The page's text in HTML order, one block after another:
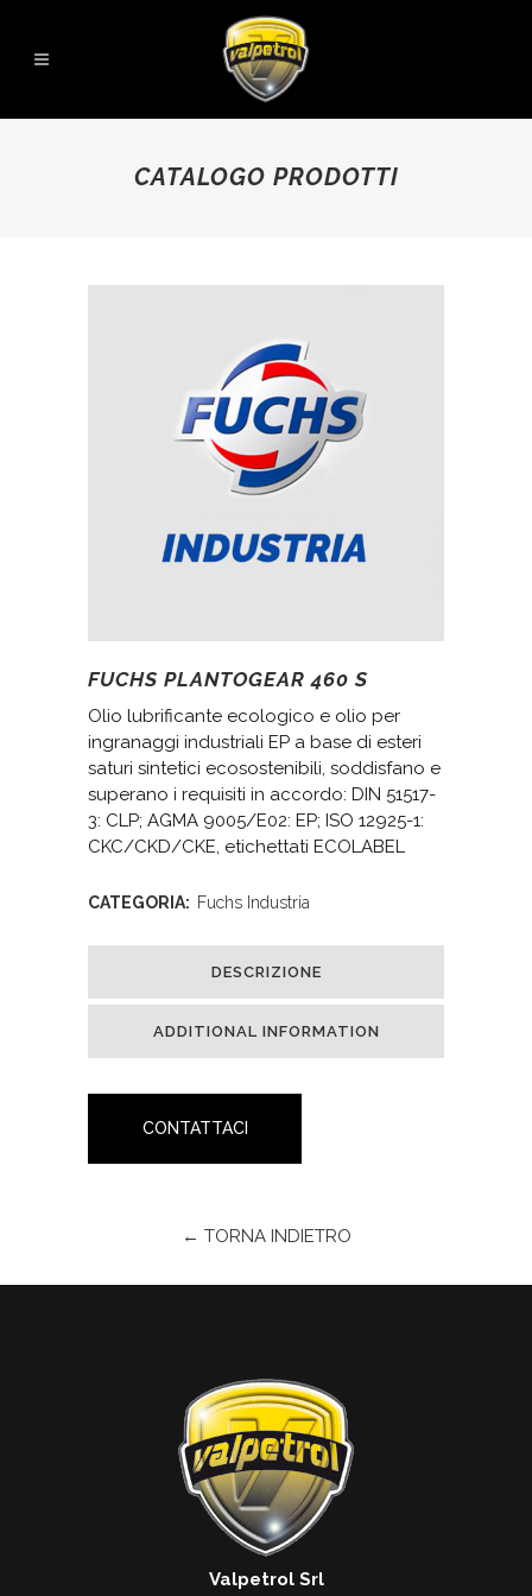
CATALOGO PRODOTTI
FUCHS PLANTOGEAR 460 S
Olio lubrificante ecologico e olio per
ingranaggi industriali EP a base di esteri
saturi sintetici ecosostenibili, soddisfano e
superano i requisiti in accordo: DIN 51517-
3: CLP; AGMA 9005/E02: EP; ISO 12925-1:
CKC/CKD/CKE, etichettati ECOLABEL
CATEGORIA: Fuchs Industria
DESCRIZIONE
ADDITIONAL INFORMATION
CONTATTACI
← TORNA INDIETRO
Valpetrol Srl